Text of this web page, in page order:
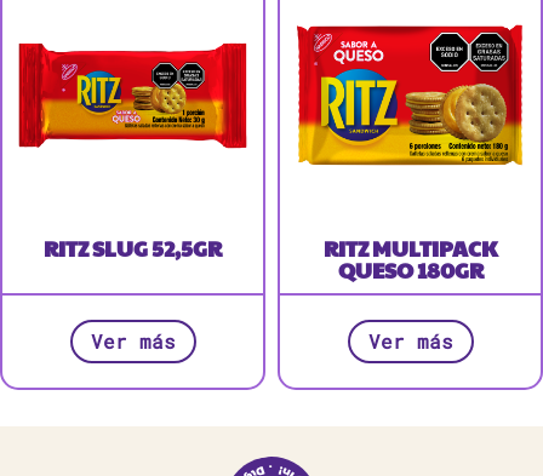
RITZ SLUG 52,5GR
Ver más
RITZ MULTIPACK
QUESO 180GR
Ver más